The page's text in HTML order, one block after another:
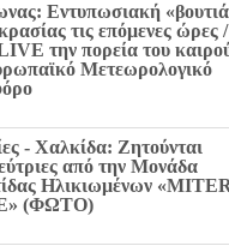
Εντυπωσιακή
τις επόμενες ώρες /
την πορεία του
Μετεωρολογικό
- Χαλκίδα: Ζητούνται
από την Μονάδα
Ηλικιωμένων
(ΦΩΤΟ)